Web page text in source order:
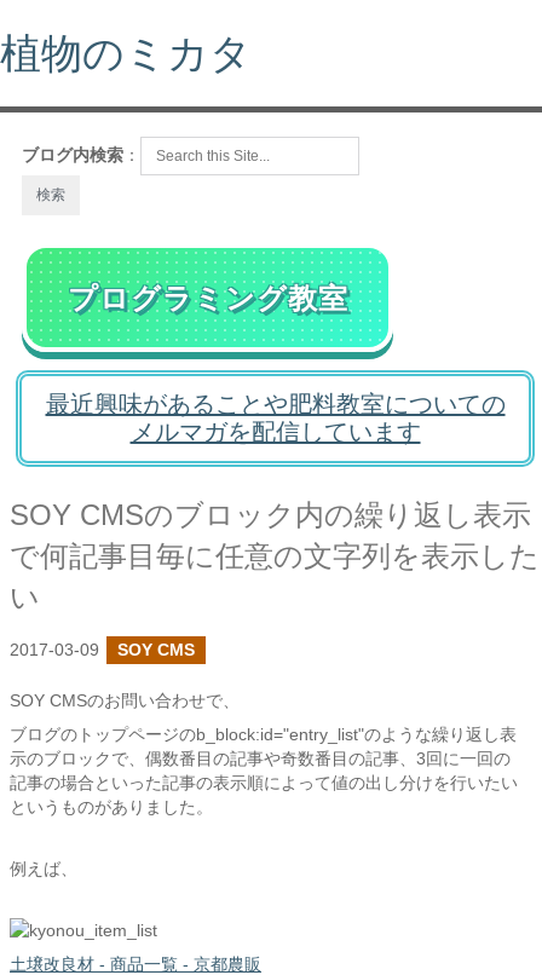
植物のミカタ
ブログ内検索 ：
プログラミング教室
最近興味があることや肥料教室についての
メルマガを配信しています
SOY CMSのブロック内の繰り返し表示
で何記事目毎に任意の文字列を表示した
い
2017-03-09 SOY CMS
SOY CMSのお問い合わせで、
ブログのトップページのb_block:id="entry_list"のような繰り返し表
示のブロックで、偶数番目の記事や奇数番目の記事、3回に一回の
記事の場合といった記事の表示順によって値の出し分けを行いたい
というものがありました。
例えば、
土壌改良材 - 商品一覧 - 京都農販